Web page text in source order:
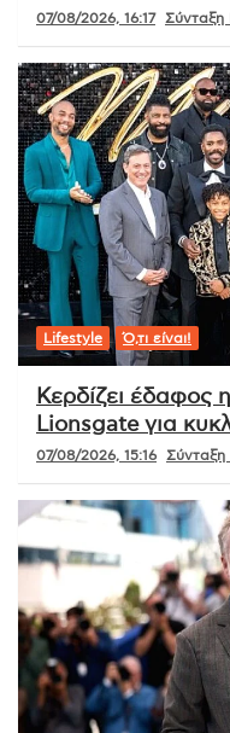
07/08/2026, 16:17
Lifestyle Ό,τι είναι!
Κερδίζει έδαφος
Lionsgate για
07/08/2026, 15:16